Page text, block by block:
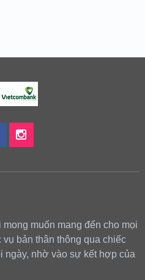
muốn mang đến cho mọi
bản thân thông qua chiếc
ngày, nhờ vào sự kết hợp của